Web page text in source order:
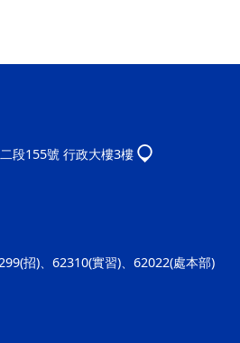
段155號 行政大樓3樓
招)、62310(實習)、62022(處本部)